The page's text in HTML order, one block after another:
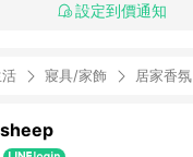
設定到價通知
寢具/家飾 居家香氛